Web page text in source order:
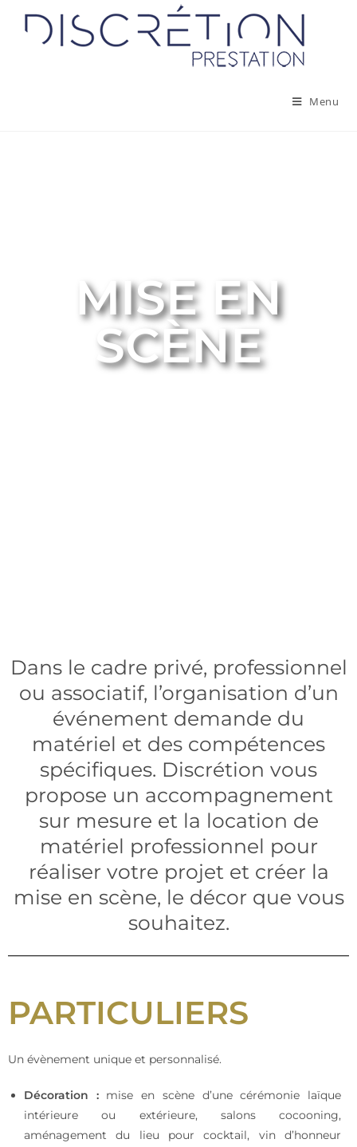
Menu
MISE EN
SCÈNE
Dans le cadre privé, professionnel
ou associatif, l’organisation d’un
événement demande du
matériel et des compétences
spécifiques. Discrétion vous
propose un accompagnement
sur mesure et la location de
matériel professionnel pour
réaliser votre projet et créer la
mise en scène, le décor que vous
souhaitez.
PARTICULIERS
Un évènement unique et personnalisé.
Décoration : mise en scène d’une cérémonie laïque
intérieure ou extérieure, salons cocooning,
aménagement du lieu pour cocktail, vin d’honneur